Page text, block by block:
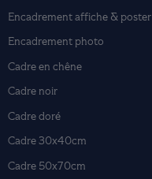
Encadrement affiche & poster
Encadrement photo
Cadre en chêne
Cadre noir
Cadre doré
Cadre 30x40cm
Cadre 50x70cm